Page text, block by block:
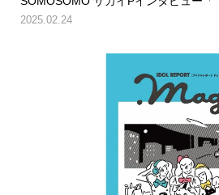
2025.02.24